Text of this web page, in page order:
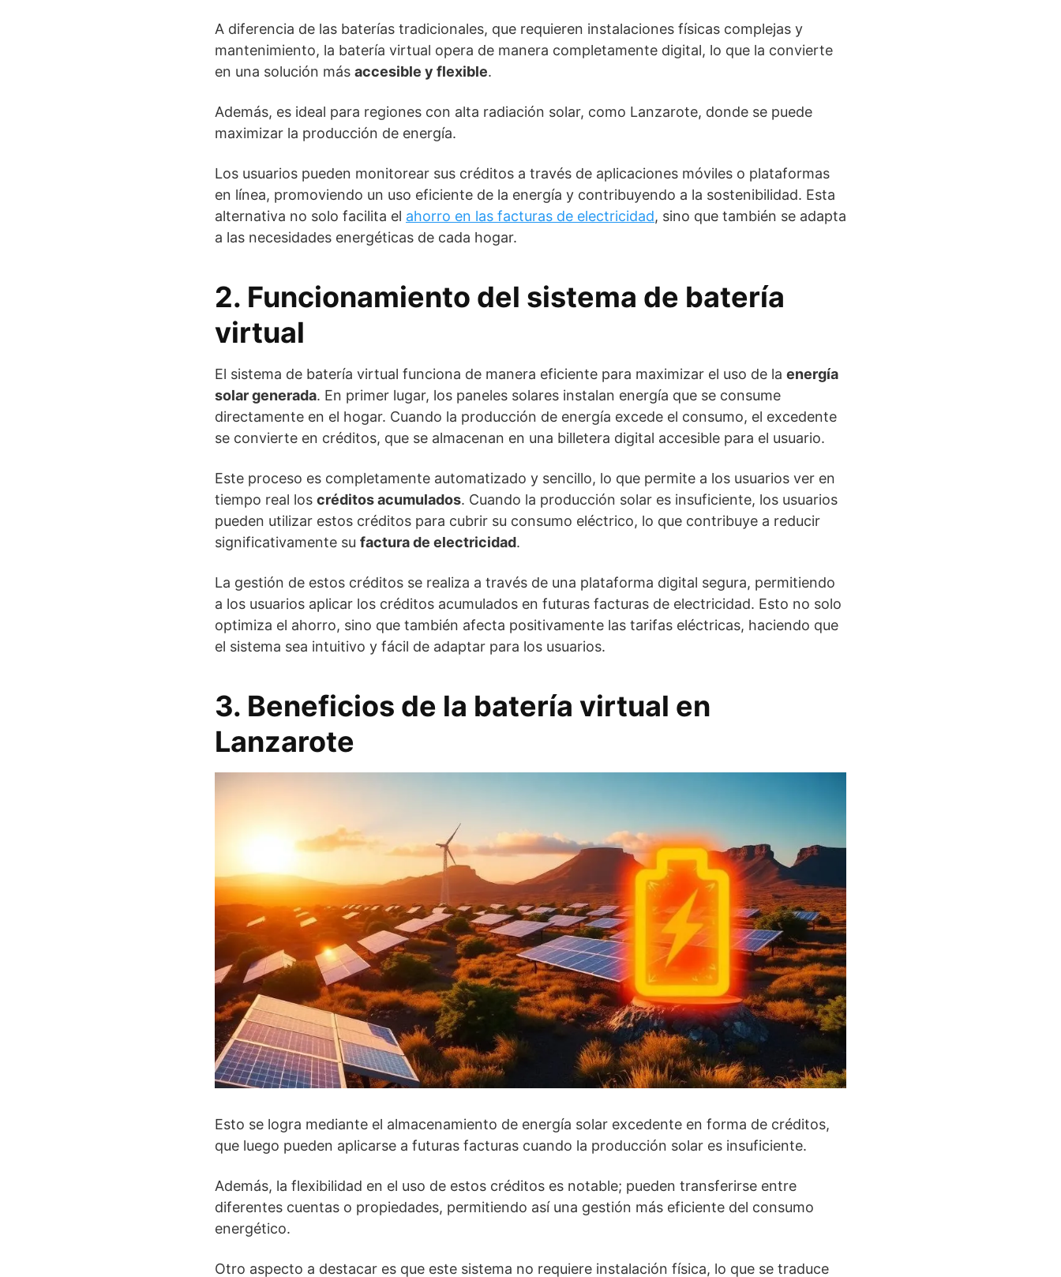
A diferencia de las baterías tradicionales, que requieren instalaciones físicas complejas y
mantenimiento, la batería virtual opera de manera completamente digital, lo que la convierte
en una solución más accesible y flexible.
Además, es ideal para regiones con alta radiación solar, como Lanzarote, donde se puede
maximizar la producción de energía.
Los usuarios pueden monitorear sus créditos a través de aplicaciones móviles o plataformas
en línea, promoviendo un uso eficiente de la energía y contribuyendo a la sostenibilidad. Esta
alternativa no solo facilita el ahorro en las facturas de electricidad, sino que también se adapta
a las necesidades energéticas de cada hogar.
2. Funcionamiento del sistema de batería
virtual
El sistema de batería virtual funciona de manera eficiente para maximizar el uso de la energía
solar generada. En primer lugar, los paneles solares instalan energía que se consume
directamente en el hogar. Cuando la producción de energía excede el consumo, el excedente
se convierte en créditos, que se almacenan en una billetera digital accesible para el usuario.
Este proceso es completamente automatizado y sencillo, lo que permite a los usuarios ver en
tiempo real los créditos acumulados. Cuando la producción solar es insuficiente, los usuarios
pueden utilizar estos créditos para cubrir su consumo eléctrico, lo que contribuye a reducir
significativamente su factura de electricidad.
La gestión de estos créditos se realiza a través de una plataforma digital segura, permitiendo
a los usuarios aplicar los créditos acumulados en futuras facturas de electricidad. Esto no solo
optimiza el ahorro, sino que también afecta positivamente las tarifas eléctricas, haciendo que
el sistema sea intuitivo y fácil de adaptar para los usuarios.
3. Beneficios de la batería virtual en
Lanzarote
Esto se logra mediante el almacenamiento de energía solar excedente en forma de créditos,
que luego pueden aplicarse a futuras facturas cuando la producción solar es insuficiente.
Además, la flexibilidad en el uso de estos créditos es notable; pueden transferirse entre
diferentes cuentas o propiedades, permitiendo así una gestión más eficiente del consumo
energético.
Otro aspecto a destacar es que este sistema no requiere instalación física, lo que se traduce